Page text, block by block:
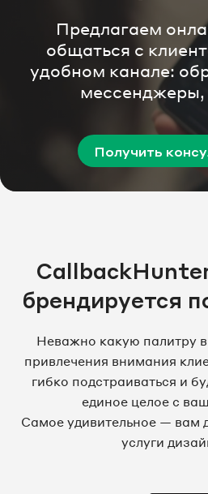
Предлагаем
общаться с
удобном канале:
мессенджеры,
Получить
брендируется
Неважно какую палитру
привлечения внимания
гибко подстраиваться и
единое целое с
Самое удивительное — вам
услуги